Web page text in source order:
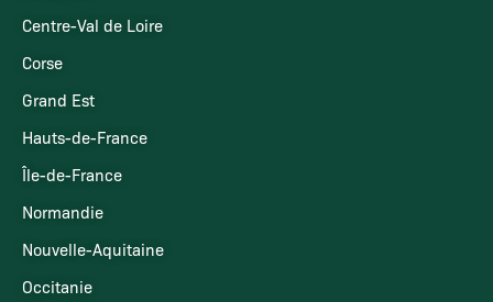
Centre-Val de Loire
Corse
Grand Est
Hauts-de-France
Île-de-France
Normandie
Nouvelle-Aquitaine
Occitanie